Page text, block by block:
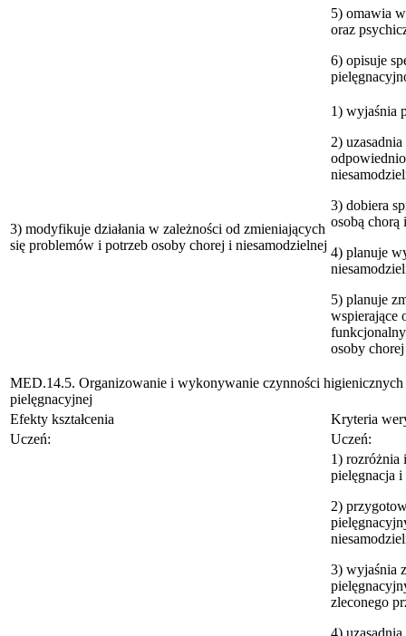
5) omawia
oraz
6) opisuje
3) modyfikuje działania w zależności od zmieniających
się problemów i potrzeb osoby chorej i niesamodzielnej
1) wyjaśnia
2)
3) dobiera
osobą chorą
4) planuje
5) planuje
wspierające
osoby
MED.14.5. Organizowanie i wykonywanie czynności
pielęgnacyjnej
Efekty kształcenia
Kryteria
Uczeń:
Uczeń:
1) rozróżnia
pielęgnacja
2)
3) wyjaśnia
zleconego